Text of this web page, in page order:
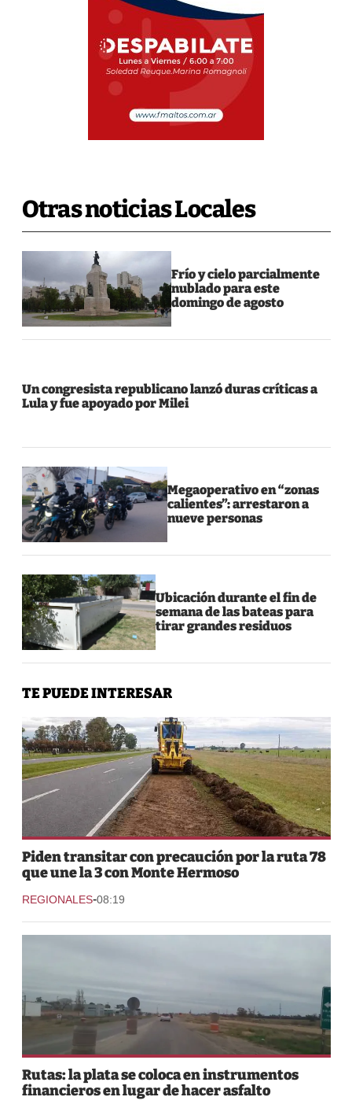
Otras noticias Locales
Frío y cielo parcialmente
nublado para este
domingo de agosto
Un congresista republicano lanzó duras críticas a
Lula y fue apoyado por Milei
Megaoperativo en “zonas
calientes”: arrestaron a
nueve personas
Ubicación durante el fin de
semana de las bateas para
tirar grandes residuos
TE PUEDE INTERESAR
Piden transitar con precaución por la ruta 78
que une la 3 con Monte Hermoso
REGIONALES-08:19
Rutas: la plata se coloca en instrumentos
financieros en lugar de hacer asfalto